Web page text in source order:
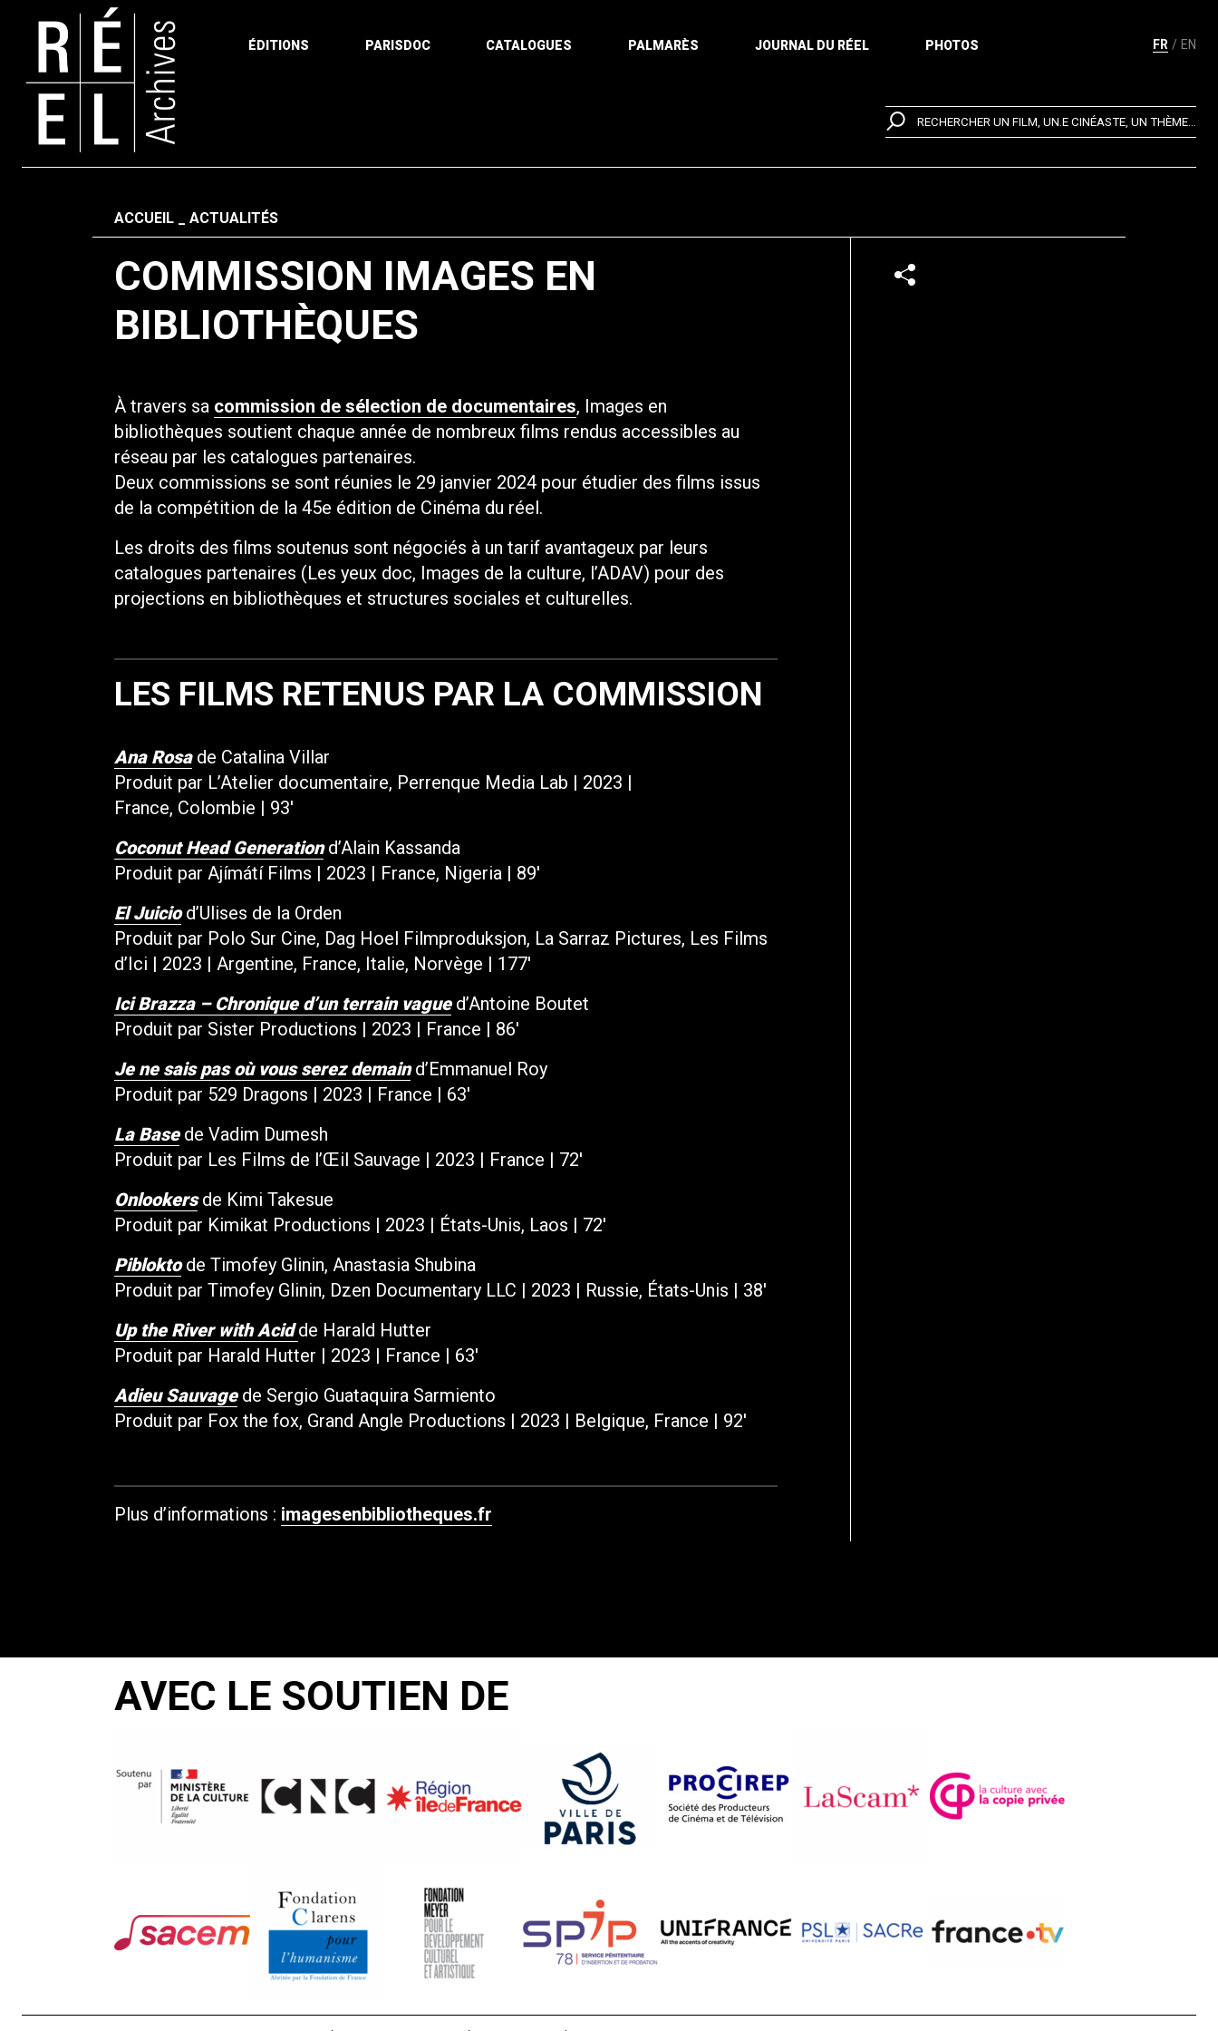
FR EN
ÉDITIONS PARISDOC CATALOGUES PALMARÈS JOURNAL DU RÉEL PHOTOS
RECHERCHER UN FILM, UN.E CINÉASTE, UN THÈME...
Fil d'ariane
ACCUEIL ACTUALITÉS
COMMISSION IMAGES EN
BIBLIOTHÈQUES
À travers sa commission de sélection de documentaires, Images en
bibliothèques soutient chaque année de nombreux films rendus accessibles au
réseau par les catalogues partenaires.
Deux commissions se sont réunies le 29 janvier 2024 pour étudier des films issus
de la compétition de la 45e édition de Cinéma du réel.
Les droits des films soutenus sont négociés à un tarif avantageux par leurs
catalogues partenaires (Les yeux doc, Images de la culture, l’ADAV) pour des
projections en bibliothèques et structures sociales et culturelles.
LES FILMS RETENUS PAR LA COMMISSION
Ana Rosa de Catalina Villar
Produit par L’Atelier documentaire, Perrenque Media Lab | 2023 |
France, Colombie | 93′
Coconut Head Generationd’Alain Kassanda
Produit par Ajímátí Films | 2023 | France, Nigeria | 89′
El Juicio d’Ulises de la Orden
Produit par Polo Sur Cine, Dag Hoel Filmproduksjon, La Sarraz Pictures, Les Films
d’Ici | 2023 | Argentine, France, Italie, Norvège | 177′
Ici Brazza – Chronique d’un terrain vague d’Antoine Boutet
Produit par Sister Productions | 2023 | France | 86′
Je ne sais pas où vous serez demain d’Emmanuel Roy
Produit par 529 Dragons | 2023 | France | 63′
La Base de Vadim Dumesh
Produit par Les Films de l’Œil Sauvage | 2023 | France | 72′
Onlookers de Kimi Takesue
Produit par Kimikat Productions | 2023 | États-Unis, Laos | 72′
Pibloktode Timofey Glinin, Anastasia Shubina ­
Produit par Timofey Glinin, Dzen Documentary LLC | 2023 | Russie, États-Unis | 38′
Up the River with Acid de Harald Hutter ­
Produit par Harald Hutter | 2023 | France | 63′
Adieu Sauvagede Sergio Guataquira Sarmiento ­
Produit par Fox the fox, Grand Angle Productions | 2023 | Belgique, France | 92′
Plus d’informations : imagesenbibliotheques.fr
AVEC LE SOUTIEN DE